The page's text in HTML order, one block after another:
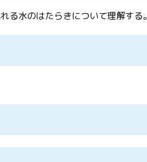
水のはたらきについて理解する。